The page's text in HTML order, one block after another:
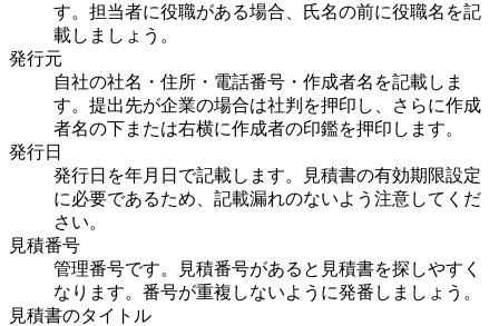
す。担当者に役職がある場合、氏名の前に役職名を記
載しましょう。
発行元
自社の社名・住所・電話番号・作成者名を記載しま
す。提出先が企業の場合は社判を押印し、さらに作成
者名の下または右横に作成者の印鑑を押印します。
発行日
発行日を年月日で記載します。見積書の有効期限設定
に必要であるため、記載漏れのないよう注意してくだ
さい。
見積番号
管理番号です。見積番号があると見積書を探しやすく
なります。番号が重複しないように発番しましょう。
見積書のタイトル